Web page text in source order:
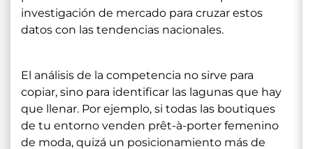
investigación de mercado para cruzar estos
datos con las tendencias nacionales.
El análisis de la competencia no sirve para
copiar, sino para identificar las lagunas que hay
que llenar. Por ejemplo, si todas las boutiques
de tu entorno venden prêt-à-porter femenino
de moda, quizá un posicionamiento más de